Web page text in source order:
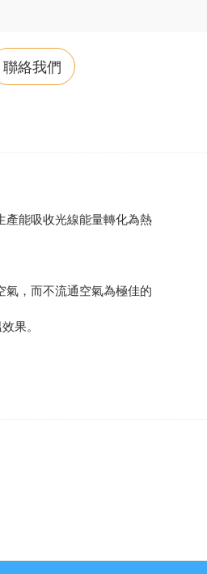
聯絡我們
產能吸收光線能量轉化為熱
，而不流通空氣為極佳的
果。